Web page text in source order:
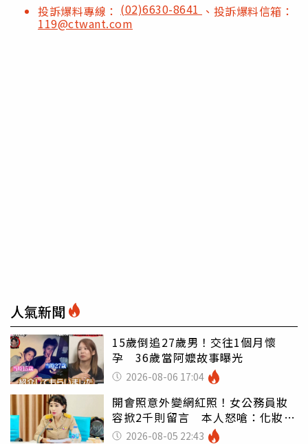
投訴爆料專線： (02)6630-8641 、投訴爆料信箱：
119@ctwant.com
人氣新聞
15歲倒追27歲男！交往1個月懷
孕 36歲當阿嬤故事曝光
2026-08-06 17:04
開會照意外變網紅照！女公務員妝
容掀2千則留言 本人怒嗆：化妝有
錯嗎2026-08-05 22:43